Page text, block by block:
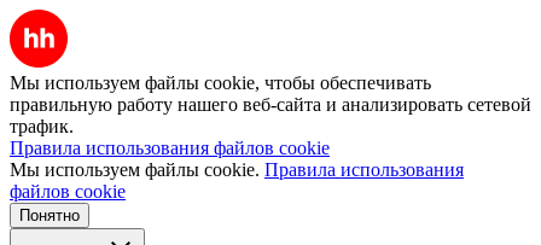
Мы используем файлы cookie, чтобы обеспечивать
правильную работу нашего веб-сайта и анализировать сетевой
трафик.
Правила использования файлов cookie
Мы используем файлы cookie. Правила использования
файлов cookie
Понятно